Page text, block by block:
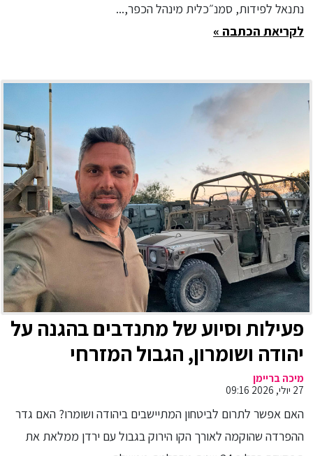
נתנאל לפידות, סמנ״כלית מינהל הכפר,...
לקריאת הכתבה »
פעילות וסיוע של מתנדבים בהגנה על
יהודה ושומרון, הגבול המזרחי
בבקעה ובצפון
מיכה בריימן
27 יולי, 2026 09:16
האם אפשר לתרום לביטחון המתיישבים ביהודה ושומרו? האם גדר
ההפרדה שהוקמה לאורך הקו הירוק בגבול עם ירדן ממלאת את